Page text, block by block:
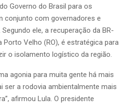
Governo do Brasil para os
conjunto com governadores e
ele, a recuperação da BR-
Porto Velho (RO), é estratégica para
o isolamento logístico da região.
agonia para muita gente há mais
ser a rodovia ambientalmente mais
afirmou Lula. O presidente